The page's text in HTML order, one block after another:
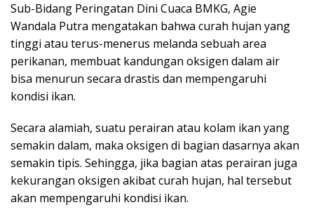
Sub-Bidang Peringatan Dini Cuaca BMKG, Agie
Wandala Putra mengatakan bahwa curah hujan yang
tinggi atau terus-menerus melanda sebuah area
perikanan, membuat kandungan oksigen dalam air
bisa menurun secara drastis dan mempengaruhi
kondisi ikan.
Secara alamiah, suatu perairan atau kolam ikan yang
semakin dalam, maka oksigen di bagian dasarnya akan
semakin tipis. Sehingga, jika bagian atas perairan juga
kekurangan oksigen akibat curah hujan, hal tersebut
akan mempengaruhi kondisi ikan.